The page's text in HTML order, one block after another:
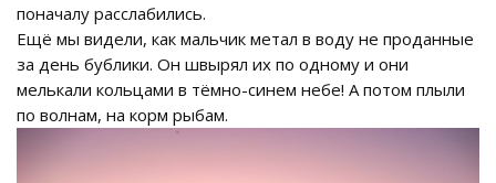
поначалу расслабились.
Ещё мы видели, как мальчик метал в воду не проданные
за день бублики. Он швырял их по одному и они
мелькали кольцами в тёмно-синем небе! А потом плыли
по волнам, на корм рыбам.